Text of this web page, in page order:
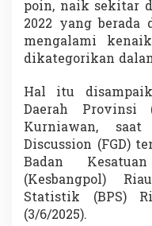
poin, naik sekitar
2022 yang
mengalami
dikategorikan
Hal itu
Daerah Provinsi
Kurniawan,
Discussion (FGD)
Badan
(Kesbangpol)
Statistik (BPS)
(3/6/2025).